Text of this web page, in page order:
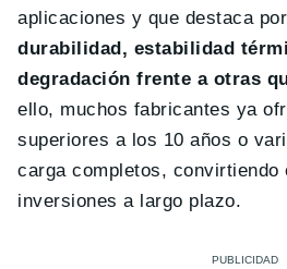
aplicaciones y que destaca
durabilidad, estabilidad
degradación frente a otras
ello, muchos fabricantes ya
superiores a los 10 años o
carga completos, convirtiendo
inversiones a largo plazo.